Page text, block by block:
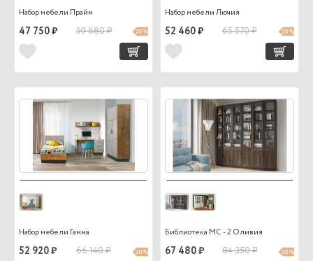
Набор мебели Прайм
47 750 ₽ 59 680 ₽ 20 %
Набор мебели Лючия
52 460 ₽ 65 570 ₽ 20 %
Набор мебели Гамма
52 920 ₽ 66 140 ₽ 20 %
Библиотека МС - 2 Оливия
67 480 ₽ 84 350 ₽ 20 %